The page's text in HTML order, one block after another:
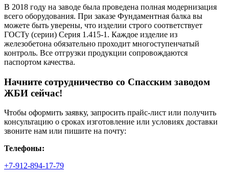
В 2018 году на заводе была проведена полная модернизация
всего оборудования. При заказе Фундаментная балка вы
можете быть уверены, что изделии строго соответствует
ГОСТу (серии) Серия 1.415-1. Каждое изделие из
железобетона обязательно проходит многоступенчатый
контроль. Все отгрузки продукции сопровождаются
паспортом качества.
Начните сотрудничество со Cпасским заводом
ЖБИ сейчас!
Чтобы оформить заявку, запросить прайс-лист или получить
консультацию о сроках изготовление или условиях доставки
звоните нам или пишите на почту:
Телефоны:
+7-912-894-17-79